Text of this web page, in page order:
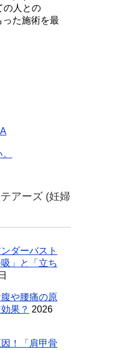
の人との
った施術を最
アーズ (妊婦
ダーバスト
」と「立ち
や腰痛の原
果？ 2026
！「肩甲骨